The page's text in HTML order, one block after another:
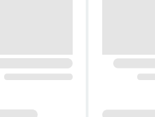
می‌شود: داستان نیا،
مورد نیاز خود و
دور تهیه می‌کند، و